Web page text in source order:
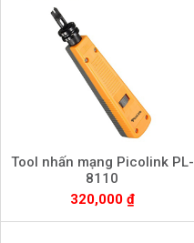
Tool nhấn mạng Picolink PL-
8110
320,000 ₫